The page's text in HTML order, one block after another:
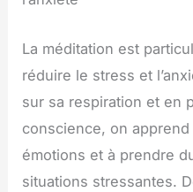
La méditation est
réduire le stress et
sur sa respiration et en
conscience, on
émotions et à prendre
situations stressantes.